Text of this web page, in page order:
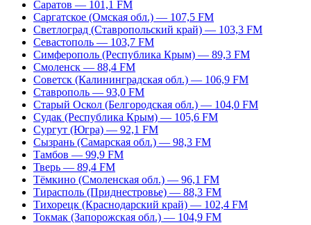
Саратов — 101,1 FM
Саргатское (Омская обл.) — 107,5 FM
Светлоград (Ставропольский край) — 103,3 FM
Севастополь — 103,7 FM
Симферополь (Республика Крым) — 89,3 FM
Смоленск — 88,4 FM
Советск (Калининградская обл.) — 106,9 FM
Ставрополь — 93,0 FM
Старый Оскол (Белгородская обл.) — 104,0 FM
Судак (Республика Крым) — 105,6 FM
Сургут (Югра) — 92,1 FM
Сызрань (Самарская обл.) — 98,3 FM
Тамбов — 99,9 FM
Тверь — 89,4 FM
Тёмкино (Смоленская обл.) — 96,1 FM
Тирасполь (Приднестровье) — 88,3 FM
Тихорецк (Краснодарский край) — 102,4 FM
Токмак (Запорожская обл.) — 104,9 FM